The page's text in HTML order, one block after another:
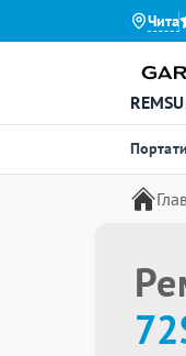
Чита